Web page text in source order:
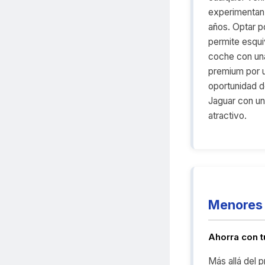
años. Optar
permite
coche con
premium por
oportunidad
Jaguar con
atractivo.
Ahorra con
Más allá del